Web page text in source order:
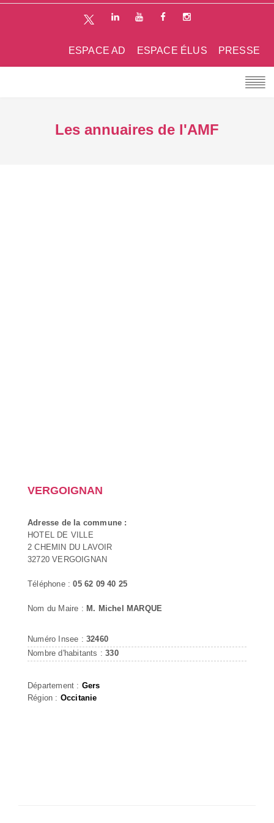
PRESSE
ESPACE ÉLUS
ESPACE AD
Les annuaires de l'AMF
VERGOIGNAN
Adresse de la commune :
HOTEL DE VILLE
2 CHEMIN DU LAVOIR
32720 VERGOIGNAN
Téléphone :05 62 09 40 25
Nom du Maire : M. Michel MARQUE
Numéro Insee : 32460
Nombre d'habitants :330
Département : Gers
Région : Occitanie